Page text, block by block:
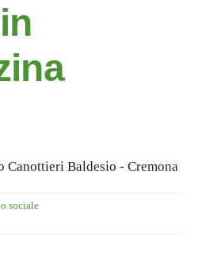
Canottieri Baldesio - Cremona
sociale